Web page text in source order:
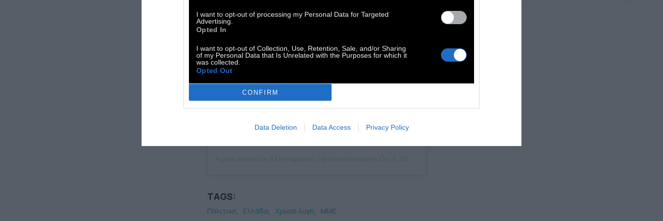
I want to opt-out of processing my Personal Data for Targeted
Advertising.
Opted In
I want to opt-out of Collection, Use, Retention, Sale, and/or Sharing
of my Personal Data that Is Unrelated with the Purposes for which it
was collected.
Opted Out
CONFIRM
Data Deletion Data Access Privacy Policy
View this post on Instagram
TAGS:
Πολιτική Ελλάδα Χρυσή Αυγή ΜΜΕ